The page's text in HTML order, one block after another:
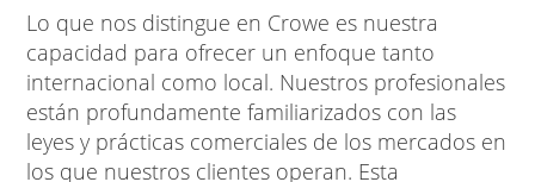
Lo que nos distingue en Crowe es nuestra
capacidad para ofrecer un enfoque tanto
internacional como local. Nuestros profesionales
están profundamente familiarizados con las
leyes y prácticas comerciales de los mercados en
los que nuestros clientes operan. Esta